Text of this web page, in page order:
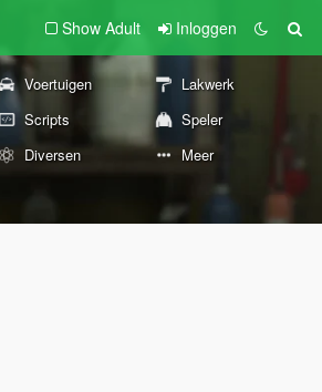
Show Adult Inloggen
Voertuigen
Lakwerk
Scripts
Speler
Diversen Meer